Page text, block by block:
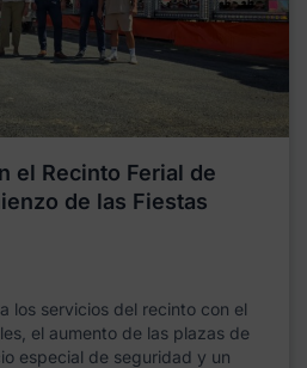
el Recinto Ferial de
de las Fiestas
los servicios del recinto con el
el aumento de las plazas de
especial de seguridad y un